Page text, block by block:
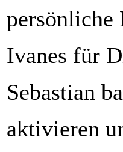
persönliche
Ivanes für
Sebastian
aktivieren